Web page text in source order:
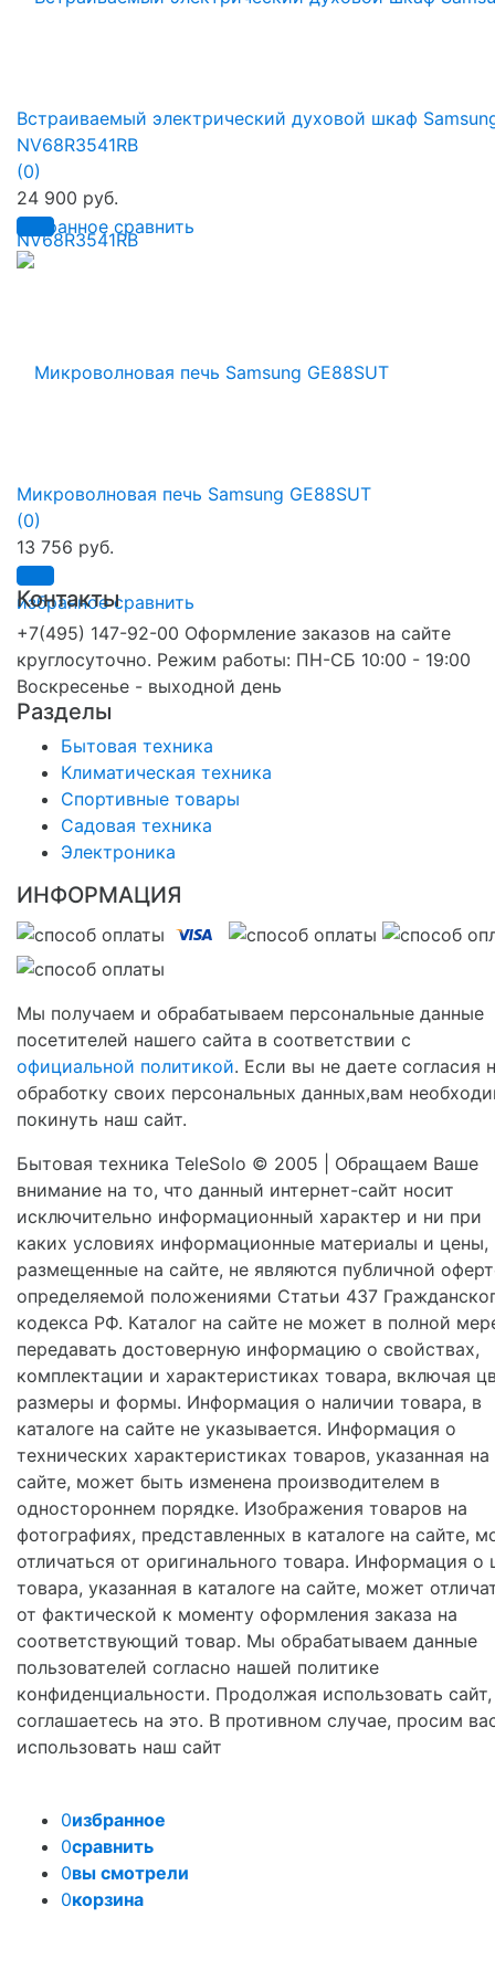
избранное сравнить
Встраиваемый электрический духовой шкаф
NV68R3541RB
(0)
24 900 руб.
избранное сравнить
Микроволновая печь Samsung GE88SUT
(0)
13 756 руб.
Контакты
+7(495) 147-92-00 Оформление заказов на сайте
круглосуточно. Режим работы: ПН-СБ 10:00 - 19:00
Воскресенье - выходной день
Разделы
Бытовая техника
Климатическая техника
Спортивные товары
Садовая техника
Электроника
ИНФОРМАЦИЯ
Мы получаем и обрабатываем персональные данные
посетителей нашего сайта в соответствии с
официальной политикой. Если вы не даете согласия
обработку своих персональных данных,вам
покинуть наш сайт.
Бытовая техника TeleSolo © 2005 | Обращаем Ваше
внимание на то, что данный интернет-сайт носит
исключительно информационный характер и ни при
каких условиях информационные материалы и цены,
размещенные на сайте, не являются публичной
определяемой положениями Статьи 437
кодекса РФ. Каталог на сайте не может в полной
передавать достоверную информацию о свойствах,
комплектации и характеристиках товара, включая
размеры и формы. Информация о наличии товара, в
каталоге на сайте не указывается. Информация о
технических характеристиках товаров, указанная на
сайте, может быть изменена производителем в
одностороннем порядке. Изображения товаров на
фотографиях, представленных в каталоге на сайте,
отличаться от оригинального товара. Информация о
товара, указанная в каталоге на сайте, может
от фактической к моменту оформления заказа на
соответствующий товар. Мы обрабатываем данные
пользователей согласно нашей политике
конфиденциальности. Продолжая использовать
соглашаетесь на это. В противном случае, просим
использовать наш сайт
0избранное
0сравнить
0вы смотрели
0корзина